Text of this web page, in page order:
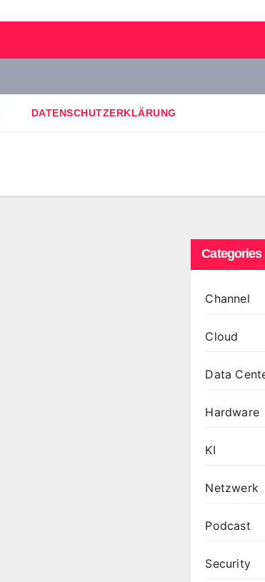
DATENSCHUTZERKLÄRUNG
Categories
Channel
Cloud
Data
Hardware
KI
Netzwerk
Podcast
Security